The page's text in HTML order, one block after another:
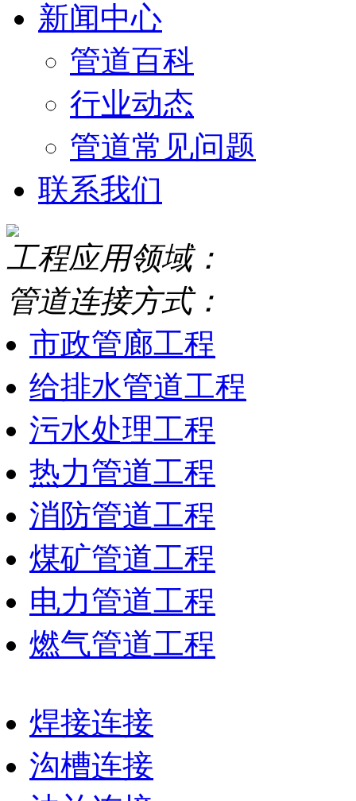
新闻中心
管道百科
行业动态
管道常见问题
联系我们
工程应用领域：
管道连接方式：
市政管廊工程
给排水管道工程
污水处理工程
热力管道工程
消防管道工程
煤矿管道工程
电力管道工程
燃气管道工程
焊接连接
沟槽连接